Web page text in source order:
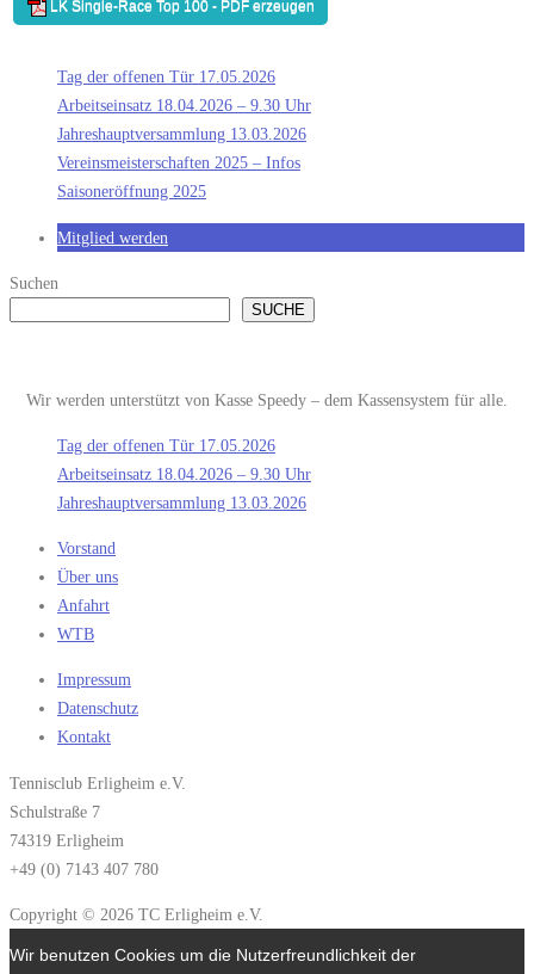
Tag der offenen Tür 17.05.2026
Arbeitseinsatz 18.04.2026 – 9.30 Uhr
Jahreshauptversammlung 13.03.2026
Vereinsmeisterschaften 2025 – Infos
Saisoneröffnung 2025
Mitglied werden
Suchen
SUCHE
Wir werden unterstützt von Kasse Speedy – dem Kassensystem für alle.
Tag der offenen Tür 17.05.2026
Arbeitseinsatz 18.04.2026 – 9.30 Uhr
Jahreshauptversammlung 13.03.2026
Vorstand
Über uns
Anfahrt
WTB
Impressum
Datenschutz
Kontakt
Tennisclub Erligheim e.V.
Schulstraße 7
74319 Erligheim
+49 (0) 7143 407 780
Copyright © 2026 TC Erligheim e.V.
Wir benutzen Cookies um die Nutzerfreundlichkeit der